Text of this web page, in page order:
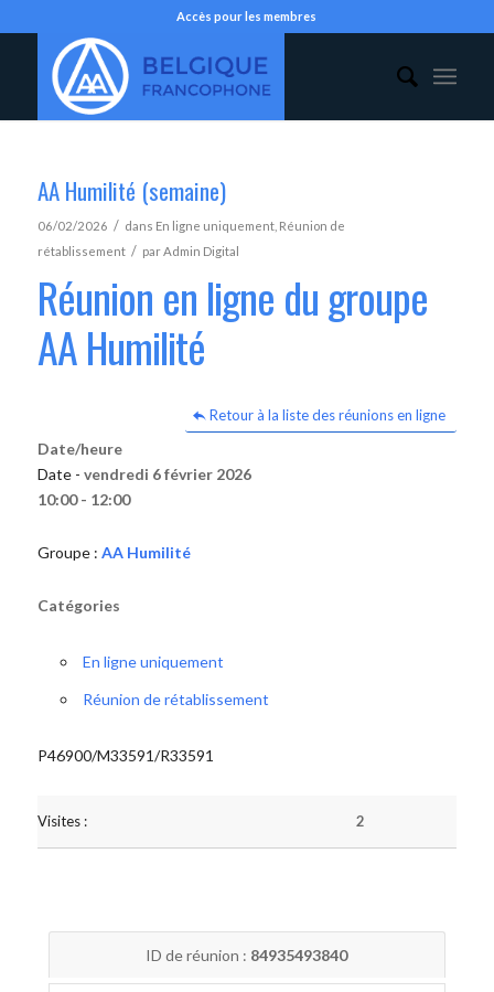
Accès pour les membres
AA Humilité (semaine)
06/02/2026 / dans En ligne uniquement, Réunion de
rétablissement / parAdmin Digital
Réunion en ligne du groupe
AA Humilité
Retour à la liste des réunions en ligne
Date/heure
Date - vendredi 6 février 2026
10:00 - 12:00
Groupe : AA Humilité
Catégories
En ligne uniquement
Réunion de rétablissement
P46900/M33591/R33591
Visites : 2
ID de réunion : 84935493840